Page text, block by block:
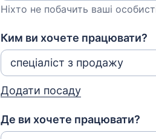
Ніхто не побачить ваші
Ким ви хочете працювати?
Додати посаду
Де ви хочете працювати?